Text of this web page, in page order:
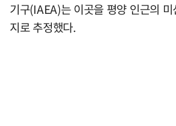
기구(IAEA)는 이곳을 평양 인근의
지로 추정했다.